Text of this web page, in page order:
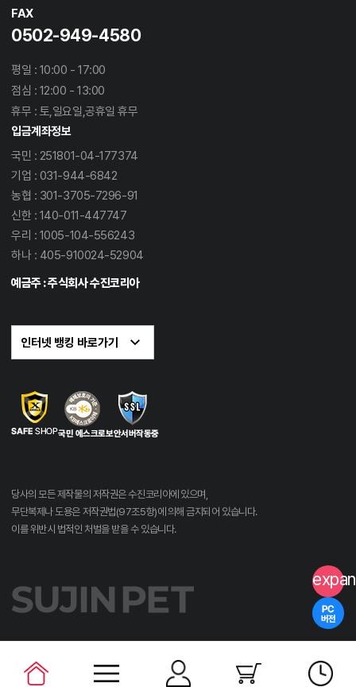
당사의 모든 제작물의 저작권은 수진코리아에 있으며,
무단복제나 도용은 저작권법(97조5항)에 의해 금지되어 있습니다.
이를 위반시 법적인 처벌을 받을 수 있습니다.
FAX
0502-949-4580
평일 : 10:00 - 17:00
점심 : 12:00 - 13:00
휴무 : 토,일요일,공휴일 휴무
입금계좌정보
국민 : 251801-04-177374
기업 : 031-944-6842
농협 : 301-3705-7296-91
신한 : 140-011-447747
우리 : 1005-104-556243
하나 : 405-910024-52904
예금주 : 주식회사 수진코리아